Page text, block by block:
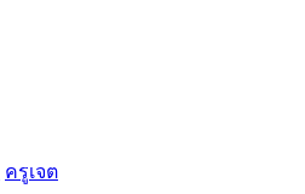
ครูเจต